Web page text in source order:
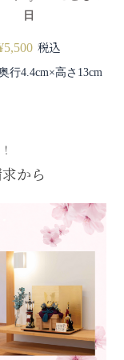
日
5,500 税込
行4.4cm×高さ13cm
から